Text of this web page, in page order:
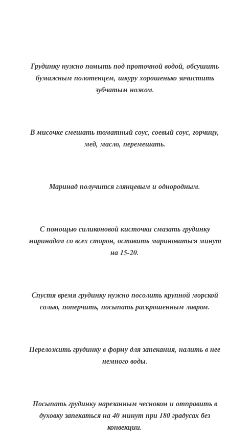
Грудинку нужно помыть под проточной водой, обсушить
бумажным полотенцем, шкуру хорошенько зачистить
зубчатым ножом.
В мисочке смешать томатный соус, соевый соус, горчицу,
мед, масло, перемешать.
Маринад получится глянцевым и однородным.
С помощью силиконовой кисточки смазать грудинку
маринадом со всех сторон, оставить мариноваться минут
на 15-20.
Спустя время грудинку нужно посолить крупной морской
солью, поперчить, посыпать раскрошенным лавром.
Переложить грудинку в форму для запекания, налить в нее
немного воды.
Посыпать грудинку нарезанным чесноком и отправить в
духовку запекаться на 40 минут при 180 градусах без
конвекции.